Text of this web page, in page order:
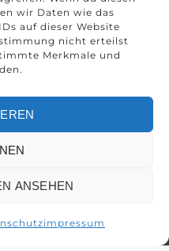
wir Daten wie das
auf dieser Website
nicht erteilst
Merkmale und
ANSEHEN
impressum